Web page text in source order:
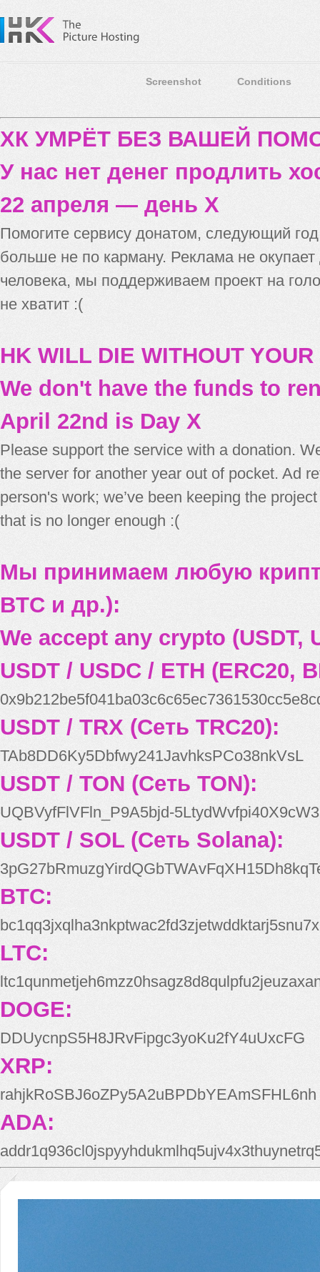
Screenshot Conditions
ХК УМРЁТ БЕЗ ВАШЕЙ
У нас нет денег продлить
22 апреля — день X
Помогите сервису донатом, следующий
больше не по карману. Реклама не
человека, мы поддерживаем проект на
не хватит :(
HK WILL DIE WITHOUT
We don't have the funds to
April 22nd is Day X
Please support the service with a donation.
the server for another year out of pocket. Ad
person's work; we’ve been keeping the
that is no longer enough :(
Мы принимаем любую
BTC и др.):
We accept any crypto (USDT,
USDT / USDC / ETH (ERC20,
USDT / TRX (Сеть TRC20):
TAb8DD6Ky5Dbfwy241JavhksPCo38nkVsL
USDT / TON (Сеть TON):
UQBVyfFlVFln_P9A5bjd-
USDT / SOL (Сеть Solana):
BTC:
bc1qq3jxqlha3nkptwac2fd3zjetwddktarj5snu7x
LTC:
DOGE:
DDUycnpS5H8JRvFipgc3yoKu2fY4uUxcFG
XRP:
rahjkRoSBJ6oZPy5A2uBPDbYEAmSFHL6nh
ADA: